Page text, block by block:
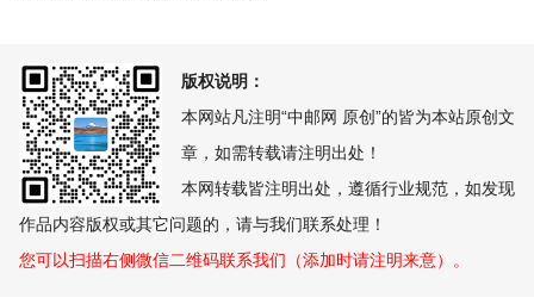
版权说明：
本网站凡注明“中邮网 原创”的皆为本站原创文
章，如需转载请注明出处！
本网转载皆注明出处，遵循行业规范，如发现
作品内容版权或其它问题的，请与我们联系处理！
您可以扫描右侧微信二维码联系我们（添加时请注明来意）。